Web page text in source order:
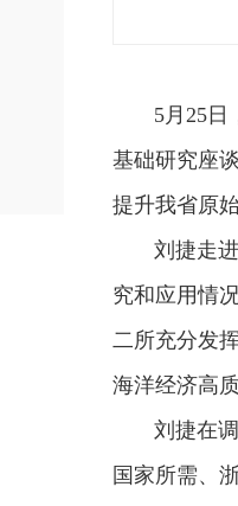
5月25日，
基础研究座
提升我省原
刘捷走进
究和应用情
二所充分发
海洋经济高
刘捷在调
国家所需、